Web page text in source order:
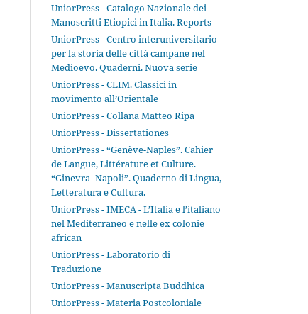
UniorPress - Catalogo Nazionale dei
Manoscritti Etiopici in Italia. Reports
UniorPress - Centro interuniversitario
per la storia delle città campane nel
Medioevo. Quaderni. Nuova serie
UniorPress - CLIM. Classici in
movimento all’Orientale
UniorPress - Collana Matteo Ripa
UniorPress - Dissertationes
UniorPress - “Genève-Naples”. Cahier
de Langue, Littérature et Culture.
“Ginevra- Napoli”. Quaderno di Lingua,
Letteratura e Cultura.
UniorPress - IMECA - L’Italia e l’italiano
nel Mediterraneo e nelle ex colonie
african
UniorPress - Laboratorio di
Traduzione
UniorPress - Manuscripta Buddhica
UniorPress - Materia Postcoloniale